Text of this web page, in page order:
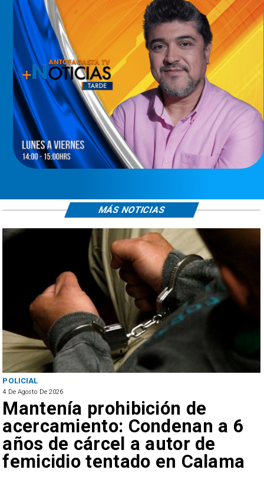
POLICIAL
4 De Agosto De 2026
Mantenía prohibición de
acercamiento: Condenan a 6
años de cárcel a autor de
femicidio tentado en Calama
MÁS NOTICIAS